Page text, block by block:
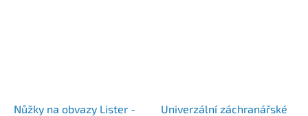
Nůžky na obvazy Lister -
Univerzální záchranářské